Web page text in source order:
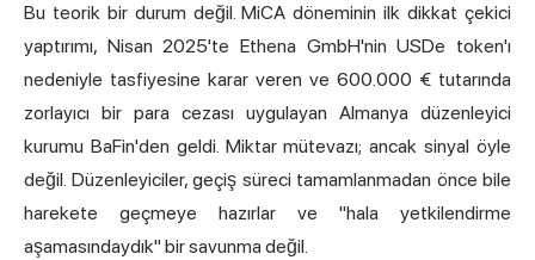
Bu teorik bir durum değil. MiCA döneminin ilk dikkat çekici
yaptırımı, Nisan 2025'te Ethena GmbH'nin USDe token'ı
nedeniyle tasfiyesine karar veren ve 600.000 € tutarında
zorlayıcı bir para cezası uygulayan Almanya düzenleyici
kurumu BaFin'den geldi. Miktar mütevazı; ancak sinyal öyle
değil. Düzenleyiciler, geçiş süreci tamamlanmadan önce bile
harekete geçmeye hazırlar ve "hala yetkilendirme
aşamasındaydık" bir savunma değil.